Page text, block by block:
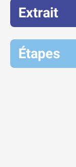
Extrait
Étapes